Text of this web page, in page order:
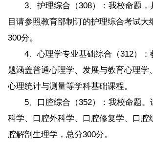
3、护理综合（308）：我校命题，
目请参照教育部制订的护理综合考试大
300分。
4、心理学专业基础综合（312）：
题涵盖普通心理学、发展与教育心理学
心理统计与测量等学科基础课程。
5、口腔综合（352）：我校命题。
科学、口腔外科学、口腔修复学、口腔
腔解剖生理学，总分300分。